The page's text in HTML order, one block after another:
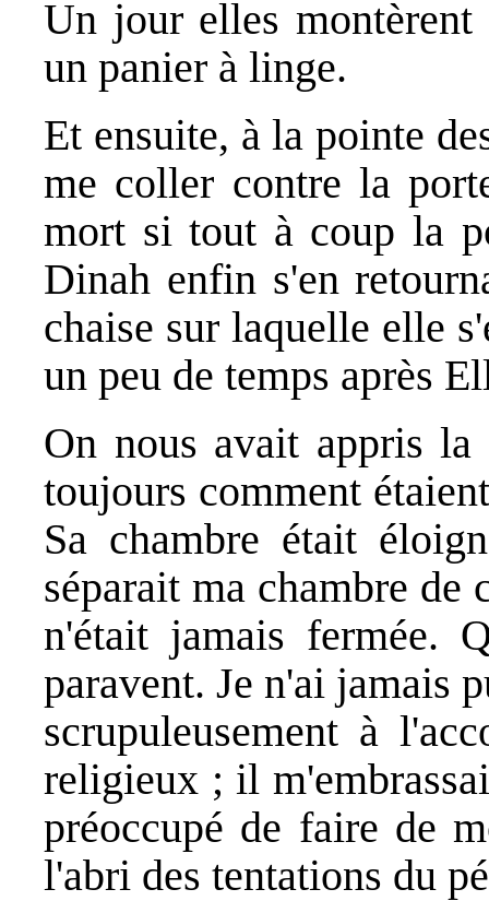
Un jour elles montèrent
un panier à linge.
Et ensuite, à la pointe
me coller contre la
mort si tout à coup la
Dinah enfin s'en
chaise sur laquelle elle
un peu de temps après
On nous avait appris la
toujours comment
Sa chambre était
séparait ma chambre de
n'était jamais fermée.
paravent. Je n'ai jamais
scrupuleusement à
religieux ; il
préoccupé de faire de
l'abri des tentations du